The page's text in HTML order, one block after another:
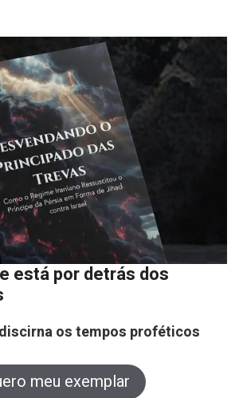
está por detrás dos
os tempos proféticos
meu exemplar